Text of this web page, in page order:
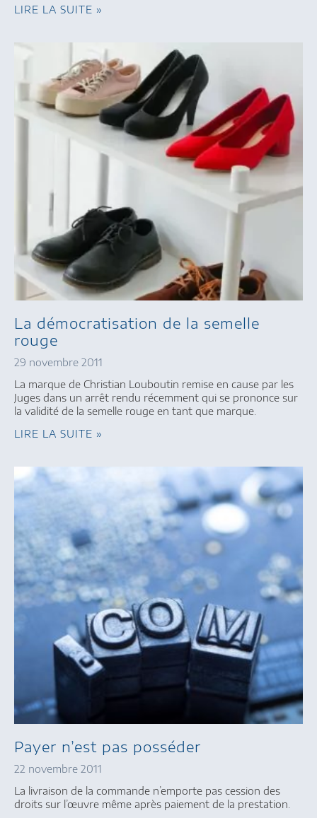
LIRE LA SUITE »
La démocratisation de la semelle
rouge
29 novembre 2011
La marque de Christian Louboutin remise en cause par les
Juges dans un arrêt rendu récemment qui se prononce sur
la validité de la semelle rouge en tant que marque.
LIRE LA SUITE »
Payer n’est pas posséder
22 novembre 2011
La livraison de la commande n’emporte pas cession des
droits sur l’œuvre même après paiement de la prestation.